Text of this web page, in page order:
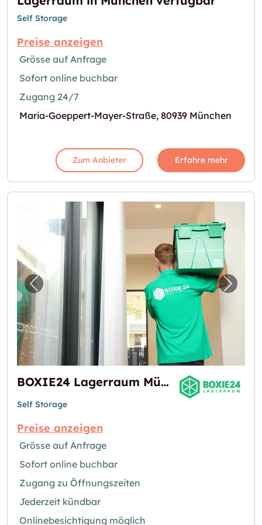
Self Storage
Preise anzeigen
Grösse auf Anfrage
Sofort online buchbar
Zugang 24/7
Maria-Goeppert-Mayer-Straße, 80939 München
Zum Anbieter Erfahre mehr
Vorheriges Bild für "BOXIE24 Lagerraum
BOXIE24 Lagerraum München Milbertshofen
Self Storage
Preise anzeigen
Grösse auf Anfrage
Sofort online buchbar
Zugang zu Öffnungszeiten
Jederzeit kündbar
Onlinebesichtigung möglich